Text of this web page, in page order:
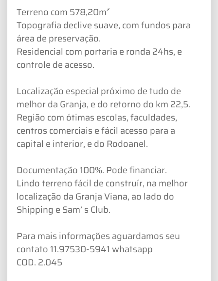
Terreno com 578,20m²
Topografia declive suave, com fundos para
área de preservação.
Residencial com portaria e ronda 24hs, e
controle de acesso.
Localização especial próximo de tudo de
melhor da Granja, e do retorno do km 22,5.
Região com ótimas escolas, faculdades,
centros comerciais e fácil acesso para a
capital e interior, e do Rodoanel.
Documentação 100%. Pode financiar.
Lindo terreno fácil de construír, na melhor
localização da Granja Viana, ao lado do
Shipping e Sam’ s Club.
Para mais informações aguardamos seu
contato 11.97530-5941 whatsapp
COD. 2.045